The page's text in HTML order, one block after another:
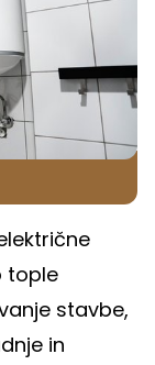
tople
stavbe,
in